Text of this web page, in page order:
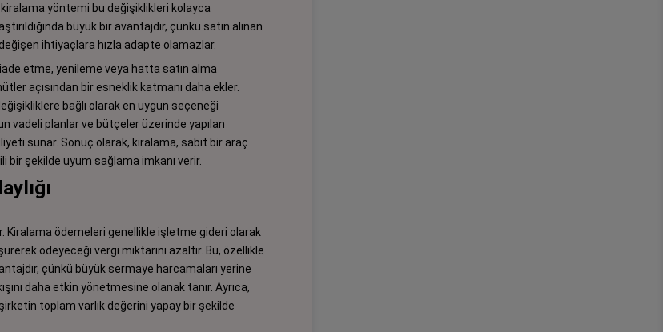
yöntemi bu değişiklikleri kolayca
büyük bir avantajdır, çünkü satın alınan
ihtiyaçlara hızla adapte olamazlar.
etme, yenileme veya hatta satın alma
açısından bir esneklik katmanı daha ekler.
bağlı olarak en uygun seçeneği
vadeli planlar ve bütçeler üzerinde yapılan
sunar. Sonuç olarak, kiralama, sabit bir araç
bir şekilde uyum sağlama imkanı verir.
Kiralama ödemeleri genellikle işletme gideri olarak
ödeyeceği vergi miktarını azaltır. Bu, özellikle
çünkü büyük sermaye harcamaları yerine
daha etkin yönetmesine olanak tanır. Ayrıca,
toplam varlık değerini yapay bir şekilde